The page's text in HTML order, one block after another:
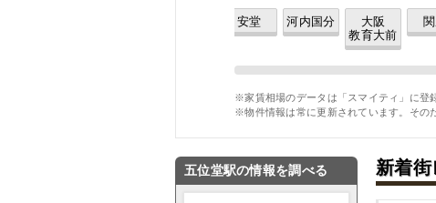
安堂 河内国分
大阪
教育大前
※家賃相場のデータは「スマイティ」に登
※物件情報は常に更新されています。その
五位堂駅の情報を調べる 新着